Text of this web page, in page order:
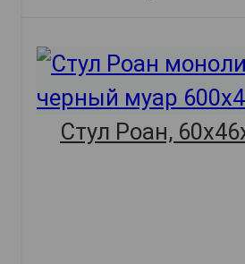
Стул Роан,